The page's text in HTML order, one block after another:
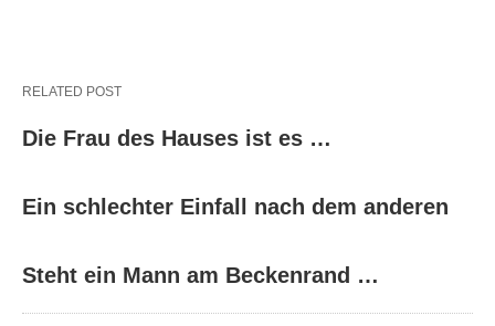
RELATED POST
Die Frau des Hauses ist es …
Ein schlechter Einfall nach dem anderen
Steht ein Mann am Beckenrand …